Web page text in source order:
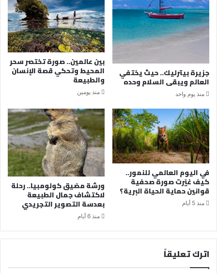
جزيرة بيترليك.. حيث يختفي
العالم ويبقى السلام وحده
منذ يوم واحد
بين عالمين.. صورة تختصر سحر
المحيط وتحكي قصة الإنسان
والطبيعة
منذ يومين
في اليوم العالمي للنمور..
كيف غيّرت صورة صحفية
قوانين حماية الحياة البرية؟
منذ 5 أيام
ورشة مضيق كولومبيا.. رحلة
لاكتشاف جمال الطبيعة
بعدسة التصوير التجريدي
منذ 6 أيام
اترك تعليقاً